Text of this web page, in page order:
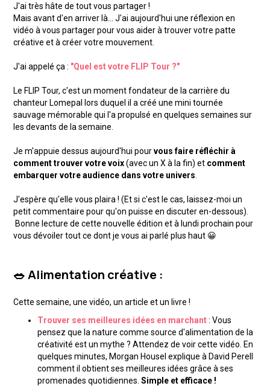
J'ai très hâte de tout vous partager !
Mais avant d'en arriver là... J'ai aujourd'hui une réflexion en
vidéo à vous partager pour vous aider à trouver votre patte
créative et à créer votre mouvement.
J'ai appelé ça : "Quel est votre FLIP Tour ?"
Le FLIP Tour, c'est un moment fondateur de la carrière du
chanteur Lomepal lors duquel il a créé une mini tournée
sauvage mémorable qui l'a propulsé en quelques semaines sur
les devants de la semaine.
Je m'appuie dessus aujourd'hui pourvous faire réfléchir à
comment trouver votre voix(avec un X à la fin) et comment
embarquer votre audience dans votre univers
J'espère qu'elle vous plaira ! (Et si c'est le cas, laissez-moi un
petit commentaire pour qu'on puisse en discuter en-dessous).
Bonne lecture de cette nouvelle édition et à lundi prochain pour
vous dévoiler tout ce dont je vous ai parlé plus haut 😀
🥗 Alimentation créative :
Cette semaine, une vidéo, un article et un livre !
Trouver ses meilleures idées en marchant: Vous
pensez que la nature comme source d'alimentation de la
créativité est un mythe ? Attendez de voir cette vidéo. En
quelques minutes, Morgan Housel explique à David Perell
comment il obtient ses meilleures idées grâce à ses
promenades quotidiennes.Simple et efficace !